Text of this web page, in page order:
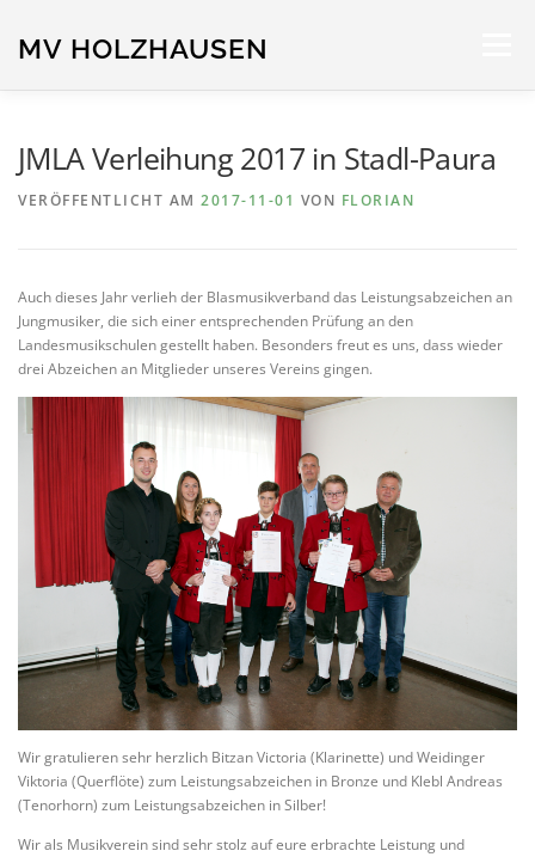
springen
MV HOLZHAUSEN
JMLA Verleihung 2017 in Stadl-Paura
VERÖFFENTLICHT AM 2017-11-01 VON FLORIAN
Auch dieses Jahr verlieh der Blasmusikverband das Leistungsabzeichen an
Jungmusiker, die sich einer entsprechenden Prüfung an den
Landesmusikschulen gestellt haben. Besonders freut es uns, dass wieder
drei Abzeichen an Mitglieder unseres Vereins gingen.
Wir gratulieren sehr herzlich Bitzan Victoria (Klarinette) und Weidinger
Viktoria (Querflöte) zum Leistungsabzeichen in Bronze und Klebl Andreas
(Tenorhorn) zum Leistungsabzeichen in Silber!
Wir als Musikverein sind sehr stolz auf eure erbrachte Leistung und